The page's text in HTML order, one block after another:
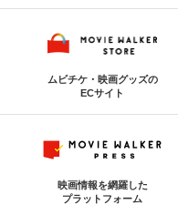
ムビチケ・映画グッズの
ECサイト
映画情報を網羅した
プラットフォーム